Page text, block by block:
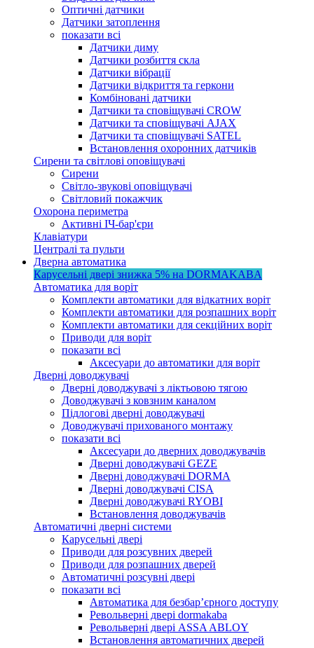
Оптичні датчики
Датчики затоплення
показати всі
Датчики диму
Датчики розбиття скла
Датчики вібрації
Датчики відкриття та геркони
Комбіновані датчики
Датчики та сповіщувачі CROW
Датчики та сповіщувачі AJAX
Датчики та сповіщувачі SATEL
Встановлення охоронних датчиків
Сирени та світлові оповіщувачі
Сирени
Світло-звукові оповіщувачі
Світловий покажчик
Охорона периметра
Активні ІЧ-бар'єри
Клавіатури
Централі та пульти
Дверна автоматика
Карусельні двері знижка 5% на DORMAKABA
Автоматика для воріт
Комплекти автоматики для відкатних воріт
Комплекти автоматики для розпашних воріт
Комплекти автоматики для секційних воріт
Приводи для воріт
показати всі
Аксесуари до автоматики для воріт
Дверні доводжувачі
Дверні доводжувачі з ліктьовою тягою
Доводжувачі з ковзним каналом
Підлогові дверні доводжувачі
Доводжувачі прихованого монтажу
показати всі
Аксесуари до дверних доводжувачів
Дверні доводжувачі GEZE
Дверні доводжувачі DORMA
Дверні доводжувачі CISA
Дверні доводжувачі RYOBI
Встановлення доводжувачів
Автоматичні дверні системи
Карусельні двері
Приводи для розсувних дверей
Приводи для розпашних дверей
Автоматичні розсувні двері
показати всі
Автоматика для безбар’єрного доступу
Револьверні двері dormakaba
Револьверні двері ASSA ABLOY
Встановлення автоматичних дверей